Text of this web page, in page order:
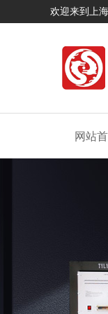
欢迎来到上
网站